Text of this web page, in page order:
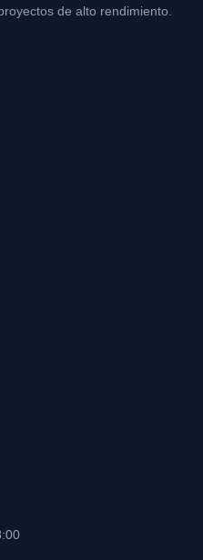
de alto rendimiento.